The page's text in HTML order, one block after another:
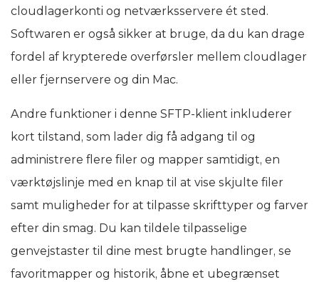
cloudlagerkonti og netværksservere ét sted.
Softwaren er også sikker at bruge, da du kan drage
fordel af krypterede overførsler mellem cloudlager
eller fjernservere og din Mac.
Andre funktioner i denne SFTP-klient inkluderer
kort tilstand, som lader dig få adgang til og
administrere flere filer og mapper samtidigt, en
værktøjslinje med en knap til at vise skjulte filer
samt muligheder for at tilpasse skrifttyper og farver
efter din smag. Du kan tildele tilpasselige
genvejstaster til dine mest brugte handlinger, se
favoritmapper og historik, åbne et ubegrænset